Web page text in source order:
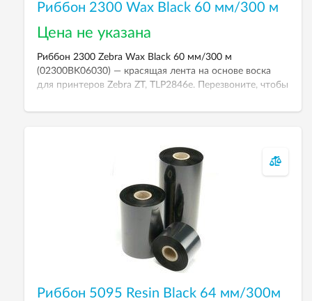
Риббон 2300 Wax Black 60 мм/300 м
Цена не указана
Риббон 2300 Zebra Wax Black 60 мм/300 м
(02300BK06030) — красящая лента на основе воска
для принтеров Zebra ZT, TLP2846e. Перезвоните, чтобы
Риббон 5095 Resin Black 64 мм/300м